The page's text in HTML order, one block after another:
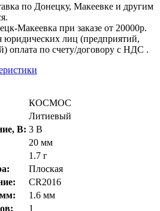
по Донецку, Макеевке и другим
Макеевка при заказе от 20000р.
юридических лиц (предприятий,
оплата по счету/договору с НДС .
КОСМОС
Литиевый
В: 3 В
20 мм
1.7 г
Плоская
CR2016
1.6 мм
1